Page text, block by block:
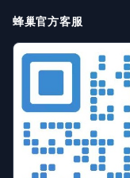
蜂巢官方客服